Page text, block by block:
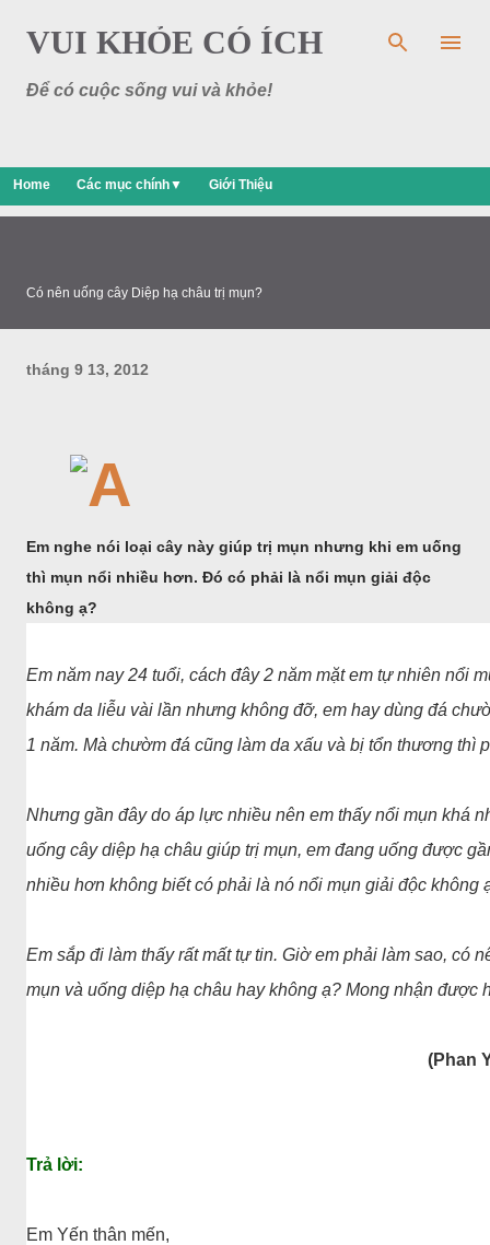
Chuyển đến nội dung chính
VUI KHỎE CÓ ÍCH
Để có cuộc sống vui và khỏe!
Home Các mục chính▼ Giới Thiệu
Có nên uống cây Diệp hạ châu trị mụn?
tháng 9 13, 2012
Em nghe nói loại cây này giúp trị mụn nhưng khi em uống
thì mụn nổi nhiều hơn. Đó có phải là nổi mụn giải độc
không ạ?
Em năm nay 24 tuổi, cách đây 2 năm mặt em tự nhiên nổi
khám da liễu vài lần nhưng không đỡ, em hay dùng đá
1 năm. Mà chườm đá cũng làm da xấu và bị tổn thương thì
Nhưng gần đây do áp lực nhiều nên em thấy nổi mụn khá
uống cây diệp hạ châu giúp trị mụn, em đang uống được
nhiều hơn không biết có phải là nó nổi mụn giải độc không
Em sắp đi làm thấy rất mất tự tin. Giờ em phải làm sao, có
mụn và uống diệp hạ châu hay không ạ? Mong nhận được
(Phan
Trả lời:
Em Yến thân mến,